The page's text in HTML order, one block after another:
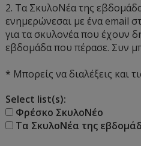
2. Τα ΣκυλοΝέα της
ενημερώνεσαι με ένα email
για τα σκυλονέα που έχουν
εβδομάδα που πέρασε. Συν
* Μπορείς να διαλέξεις και
Select list(s):
Φρέσκο ΣκυλοΝέο
Τα ΣκυλοΝέα της